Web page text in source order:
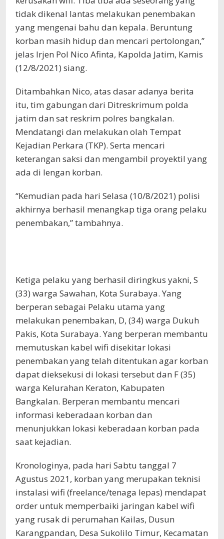
tidak dikenal lantas melakukan penembakan
yang mengenai bahu dan kepala. Beruntung
korban masih hidup dan mencari pertolongan,”
jelas Irjen Pol Nico Afinta, Kapolda Jatim, Kamis
(12/8/2021) siang.
Ditambahkan Nico, atas dasar adanya berita
itu, tim gabungan dari Ditreskrimum polda
jatim dan sat reskrim polres bangkalan.
Mendatangi dan melakukan olah Tempat
Kejadian Perkara (TKP). Serta mencari
keterangan saksi dan mengambil proyektil yang
ada di lengan korban.
“Kemudian pada hari Selasa (10/8/2021) polisi
akhirnya berhasil menangkap tiga orang pelaku
penembakan,” tambahnya.
Ketiga pelaku yang berhasil diringkus yakni, S
(33) warga Sawahan, Kota Surabaya. Yang
berperan sebagai Pelaku utama yang
melakukan penembakan, D, (34) warga Dukuh
Pakis, Kota Surabaya. Yang berperan membantu
memutuskan kabel wifi disekitar lokasi
penembakan yang telah ditentukan agar korban
dapat dieksekusi di lokasi tersebut dan F (35)
warga Kelurahan Keraton, Kabupaten
Bangkalan. Berperan membantu mencari
informasi keberadaan korban dan
menunjukkan lokasi keberadaan korban pada
saat kejadian.
Kronologinya, pada hari Sabtu tanggal 7
Agustus 2021, korban yang merupakan teknisi
instalasi wifi (freelance/tenaga lepas) mendapat
order untuk memperbaiki jaringan kabel wifi
yang rusak di perumahan Kailas, Dusun
Karangpandan, Desa Sukolilo Timur, Kecamatan